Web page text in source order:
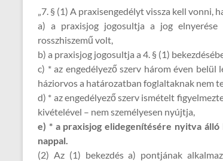
„7. § (1) A praxisengedélyt vissza kell vonni,
a) a praxisjog jogosultja a jog
rosszhiszemű volt,
b) a praxisjog jogosultja a 4. § (1)
c) * az engedélyező szerv három éven
háziorvos a határozatban foglaltaknak nem
d) * az engedélyező szerv ismételt
kivételével – nem személyesen nyújtja,
e) * a praxisjog elidegenítésére nyitva
nappal.
(2) Az (1) bekezdés a) pontjának